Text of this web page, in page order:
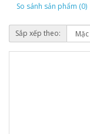
So sánh sản phẩm (0)
Sắp xếp theo: